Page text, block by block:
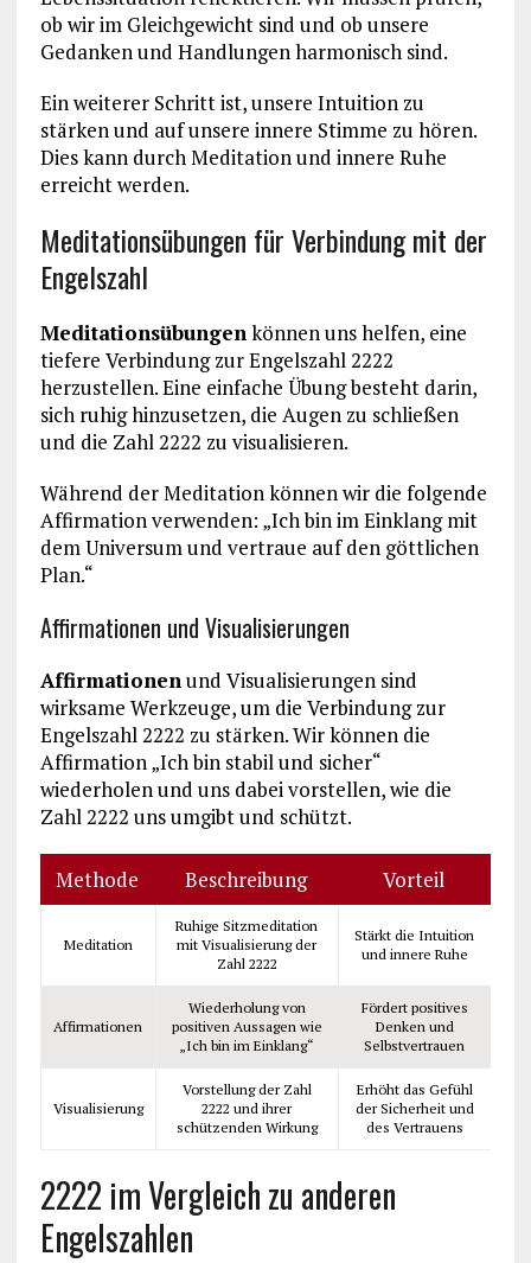
ob wir im Gleichgewicht sind und ob unsere
Gedanken und Handlungen harmonisch sind.
Ein weiterer Schritt ist, unsere Intuition zu
stärken und auf unsere innere Stimme zu hören.
Dies kann durch Meditation und innere Ruhe
erreicht werden.
Meditationsübungen für Verbindung mit der
Engelszahl
Meditationsübungenkönnen uns helfen, eine
tiefere Verbindung zur Engelszahl 2222
herzustellen. Eine einfache Übung besteht darin,
sich ruhig hinzusetzen, die Augen zu schließen
und die Zahl 2222 zu visualisieren.
Während der Meditation können wir die folgende
Affirmation verwenden: „Ich bin im Einklang mit
dem Universum und vertraue auf den göttlichen
Plan.“
Affirmationen und Visualisierungen
Affirmationenund Visualisierungen sind
wirksame Werkzeuge, um die Verbindung zur
Engelszahl 2222 zu stärken. Wir können die
Affirmation „Ich bin stabil und sicher“
wiederholen und uns dabei vorstellen, wie die
Zahl 2222 uns umgibt und schützt.
Methode Beschreibung Vorteil
Meditation
Ruhige Sitzmeditation
mit Visualisierung der
Zahl 2222
Stärkt die Intuition
und innere Ruhe
Affirmationen
Wiederholung von
positiven Aussagen wie
„Ich bin im Einklang“
Fördert positives
Denken und
Selbstvertrauen
Visualisierung
Vorstellung der Zahl
2222 und ihrer
schützenden Wirkung
Erhöht das Gefühl
der Sicherheit und
des Vertrauens
2222 im Vergleich zu anderen
Engelszahlen